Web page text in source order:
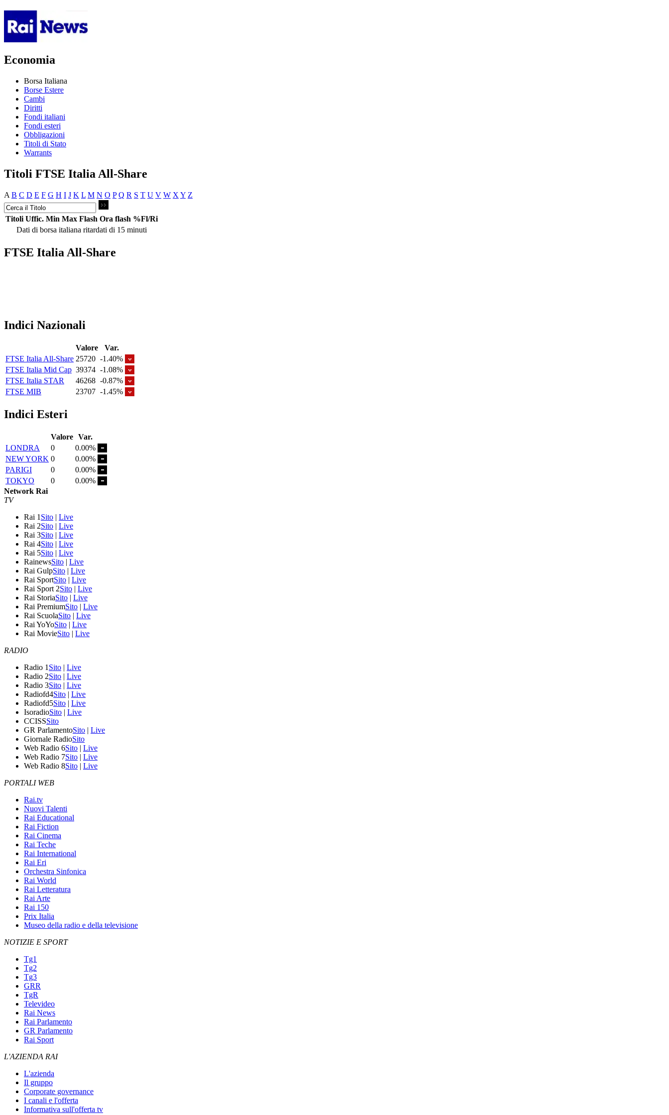
Economia
Borsa Italiana
Borse Estere
Cambi
Diritti
Fondi italiani
Fondi esteri
Obbligazioni
Titoli di Stato
Warrants
Titoli FTSE Italia All-Share
A B C D E F G H I J K L M N O P Q R S T U V W X Y Z
Titoli Uffic. Min Max Flash Ora flash %Fl/Ri
Dati di borsa italiana ritardati di 15 minuti
FTSE Italia All-Share
Indici Nazionali
Valore
Var.
FTSE Italia All-Share 25720 -1.40%
FTSE Italia Mid Cap 39374 -1.08%
FTSE Italia STAR
46268 -0.87%
FTSE MIB
23707 -1.45%
Indici Esteri
Valore Var.
LONDRA
0
0.00%
NEW YORK 0
0.00%
PARIGI
0
0.00%
TOKYO
0
0.00%
Network Rai
TV
Rai 1 Sito | Live
Rai 2Sito | Live
Rai 3Sito | Live
Rai 4Sito | Live
Rai 5Sito | Live
RainewsSito | Live
Rai GulpSito | Live
Rai SportSito | Live
Rai Sport 2Sito | Live
Rai StoriaSito | Live
Rai PremiumSito | Live
Rai ScuolaSito | Live
Rai YoYoSito | Live
Rai MovieSito | Live
RADIO
Radio 1 Sito | Live
Radio 2Sito | Live
Radio 3Sito | Live
Radiofd4Sito | Live
Radiofd5Sito | Live
IsoradioSito | Live
CCISSSito
GR ParlamentoSito | Live
Giornale RadioSito
Web Radio 6Sito | Live
Web Radio 7Sito | Live
Web Radio 8Sito | Live
PORTALI WEB
Rai.tv
Nuovi Talenti
Rai Educational
Rai Fiction
Rai Cinema
Rai Teche
Rai International
Rai Eri
Orchestra Sinfonica
Rai World
Rai Letteratura
Rai Arte
Rai 150
Prix Italia
Museo della radio e della televisione
NOTIZIE E SPORT
Tg1
Tg2
Tg3
GRR
TgR
Televideo
Rai News
Rai Parlamento
GR Parlamento
Rai Sport
L'AZIENDA RAI
L'azienda
Il gruppo
Corporate governance
I canali e l'offerta
Informativa sull'offerta tv